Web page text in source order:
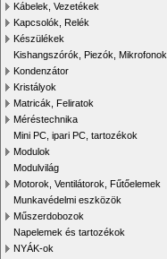
Kábelek, Vezetékek
Kapcsolók, Relék
Készülékek
Kishangszórók, Piezók, Mikrofonok
Kondenzátor
Kristályok
Matricák, Feliratok
Méréstechnika
Mini PC, ipari PC, tartozékok
Modulok
Modulvilág
Motorok, Ventilátorok, Fűtőelemek
Munkavédelmi eszközök
Műszerdobozok
Napelemek és tartozékok
NYÁK-ok